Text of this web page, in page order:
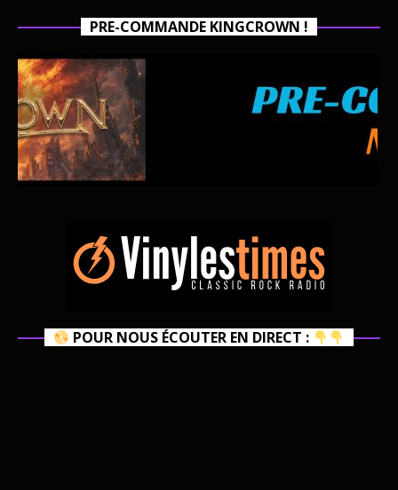
PRE-COMMANDE KINGCROWN !
POUR NOUS ÉCOUTER EN DIRECT :